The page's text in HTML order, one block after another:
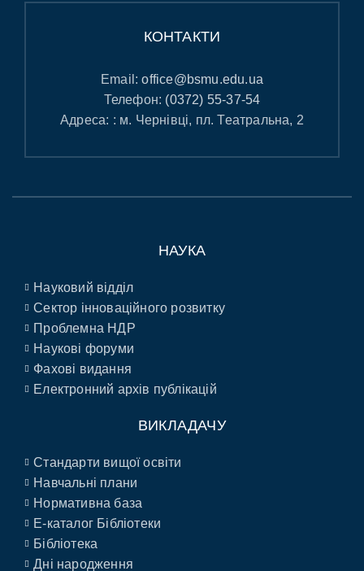
КОНТАКТИ
Email:office@bsmu.edu.ua
Телефон: (0372) 55-37-54
Адреса: : м. Чернівці, пл. Театральна, 2
НАУКА
Науковий відділ
Сектор інноваційного розвитку
Проблемна НДР
Наукові форуми
Фахові видання
Електронний архів публікацій
ВИКЛАДАЧУ
Стандарти вищої освіти
Навчальні плани
Нормативна база
E-каталог Бібліотеки
Бібліотека
Дні народження